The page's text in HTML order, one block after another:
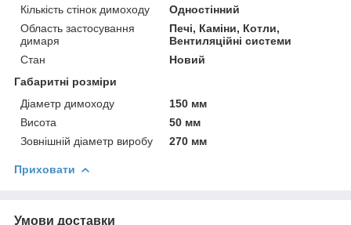
Кількість стінок димоходу
Одностінний
Область застосування
димаря
Печі, Каміни, Котли,
Вентиляційні системи
Стан
Новий
Габаритні розміри
Діаметр димоходу
150 мм
Висота
50 мм
Зовнішній діаметр виробу
270 мм
Приховати
Умови доставки